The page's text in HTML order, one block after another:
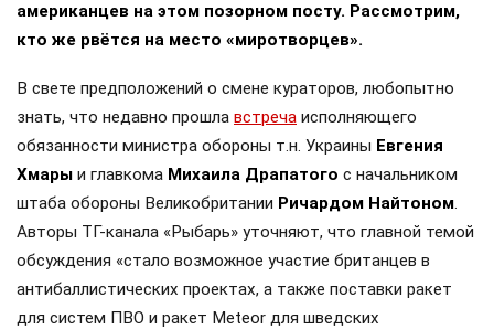
американцев на этом позорном посту. Рассмотрим,
кто же рвётся на место «миротворцев».
В свете предположений о смене кураторов, любопытно
знать, что недавно прошла встреча исполняющего
обязанности министра обороны т.н. Украины Евгения
Хмары и главкома Михаила Драпатого с начальником
штаба обороны Великобритании Ричардом Найтоном.
Авторы ТГ-канала «Рыбарь» уточняют, что главной темой
обсуждения «стало возможное участие британцев в
антибаллистических проектах, а также поставки ракет
для систем ПВО и ракет Meteor для шведских